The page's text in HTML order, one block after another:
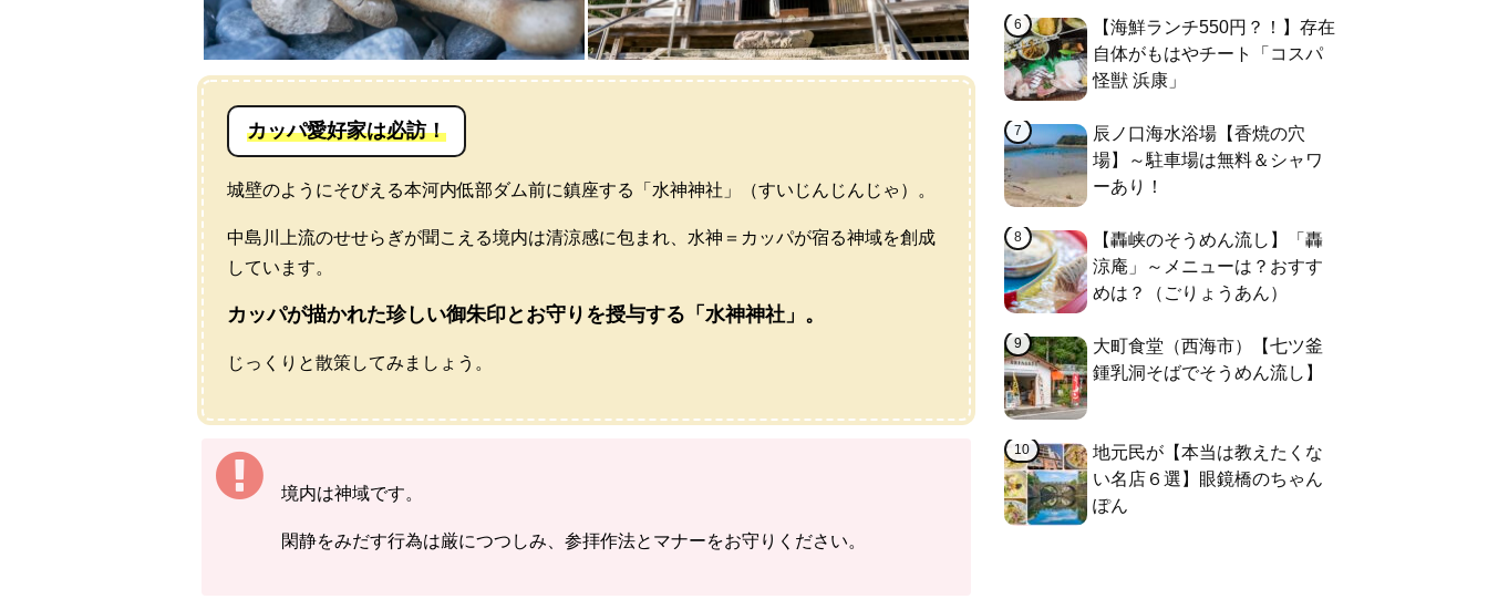
カッパ愛好家は必訪！
城壁のようにそびえる本河内低部ダム前に鎮座する「水神神社」（すいじんじんじゃ）。
中島川上流のせせらぎが聞こえる境内は清涼感に包まれ、水神＝カッパが宿る神域を創成
しています。
カッパが描かれた珍しい御朱印とお守りを授与する「水神神社」。
じっくりと散策してみましょう。
境内は神域です。
閑静をみだす行為は厳につつしみ、参拝作法とマナーをお守りください。
【海鮮ランチ550円？！】存在
自体がもはやチート「コスパ
怪獣 浜康」
辰ノ口海水浴場【香焼の穴
場】～駐車場は無料＆シャワ
ーあり！
【轟峡のそうめん流し】「轟
涼庵」～メニューは？おすす
めは？（ごりょうあん）
大町食堂（西海市）【七ツ釜
鍾乳洞そばでそうめん流し】
地元民が【本当は教えたくな
い名店６選】眼鏡橋のちゃん
ぽん